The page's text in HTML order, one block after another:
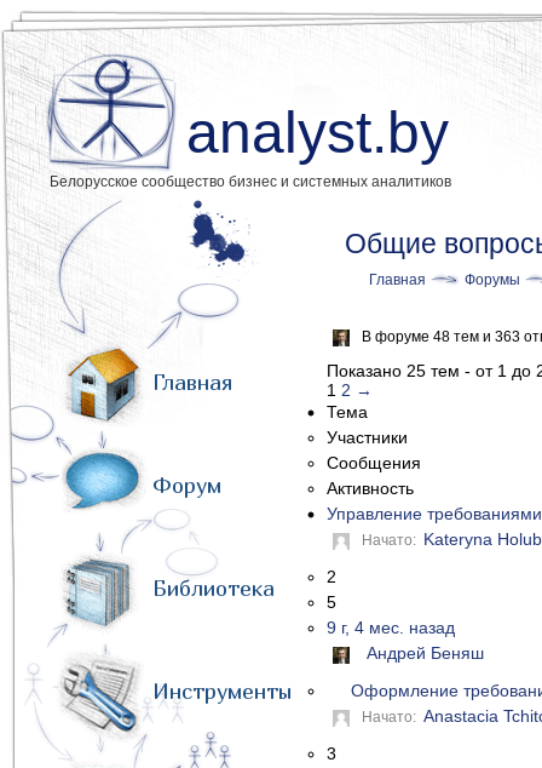
analyst.by
Белорусское сообщество бизнес и системных аналитиков
Главная
Форум
Библиотека
Инструменты
Общие
Главная Форумы
В форуме 48 тем и 363
Показано 25 тем - от 1 до
1 2 →
Тема
Участники
Сообщения
Активность
Управление требованиями
Начато: Kateryna Holub
2
5
9 г, 4 мес. назад
Андрей Беняш
Оформление
Начато: Anastacia
3